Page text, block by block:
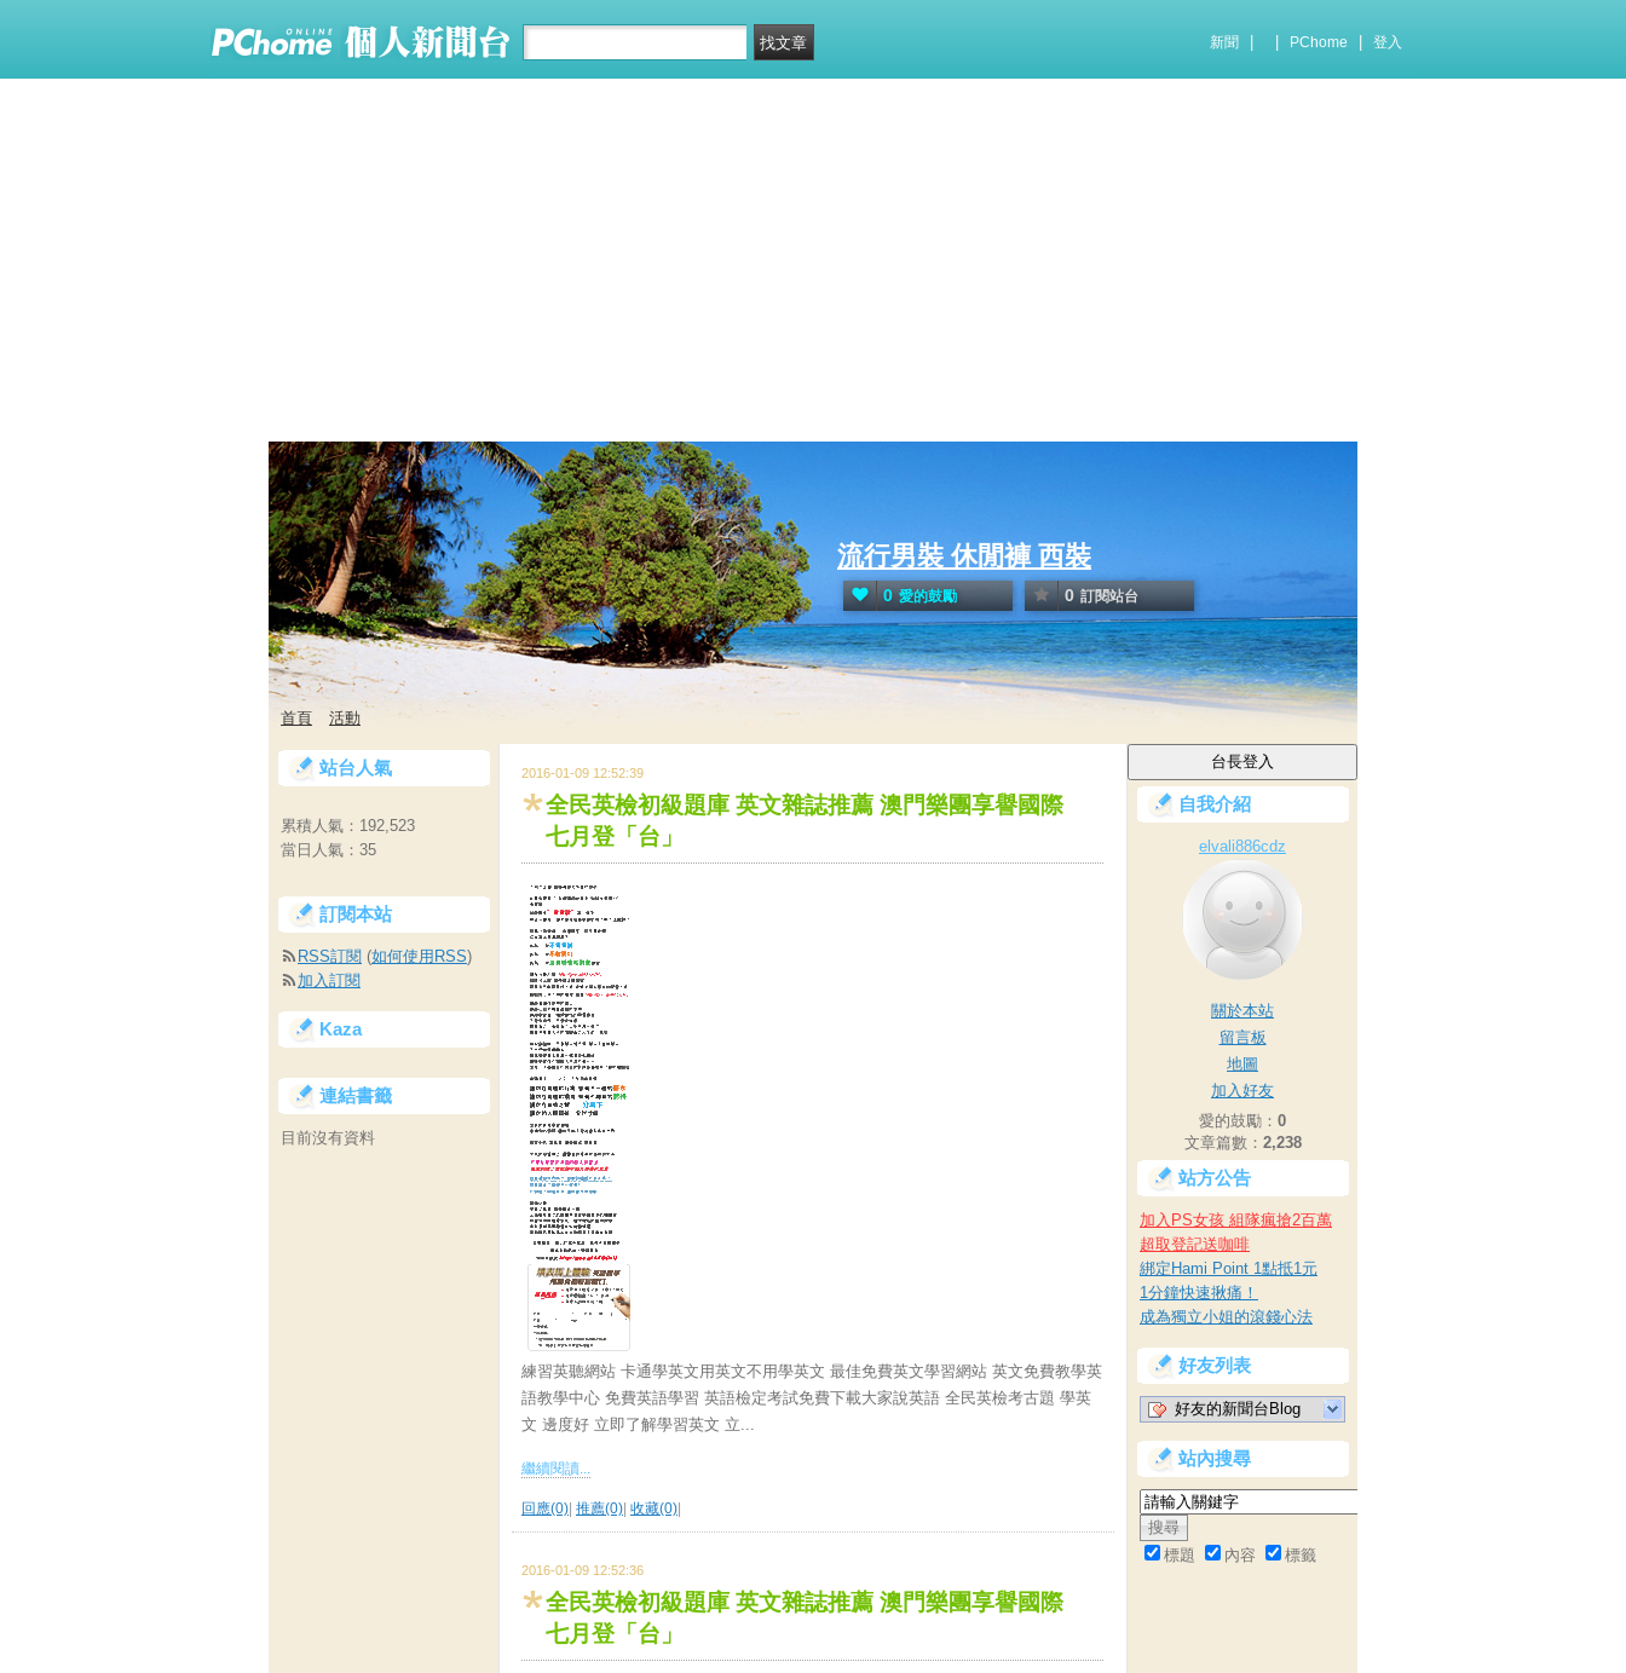
新聞 PChome 登入
流行男裝 休閒褲 西裝
0 愛的鼓勵 0 訂閱站台
首頁 活動
2016-01-09 12:52:39
全民英檢初級題庫 英文雜誌推薦 澳門樂團享譽國際
七月登「台」
練習英聽網站 卡通學英文用英文不用學英文 最佳免費英文學習網站 英文免費教學英
語教學中心 免費英語學習 英語檢定考試免費下載大家說英語 全民英檢考古題 學英
文 邊度好 立即了解學習英文 立...
繼續閱讀...
回應(0) 推薦(0) 收藏(0)
2016-01-09 12:52:36
全民英檢初級題庫 英文雜誌推薦 澳門樂團享譽國際
七月登「台」
自我介紹
elvali886cdz
關於本站
留言板
地圖
加入好友
愛的鼓勵： 0
文章篇數： 2,238
站方公告
加入PS女孩 組隊瘋搶2百萬
超取登記送咖啡
綁定Hami Point 1點抵1元
1分鐘快速揪痛！
成為獨立小姐的滾錢心法
好友列表
好友的新聞台Blog
站內搜尋
標題 內容 標籤
站台人氣
累積人氣： 192,523
當日人氣： 35
訂閱本站
RSS訂閱 (如何使用RSS)
加入訂閱
Kaza
連結書籤
目前沒有資料